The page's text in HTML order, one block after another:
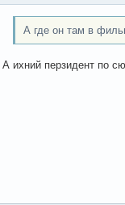
А где он там в
А ихний перзидент по